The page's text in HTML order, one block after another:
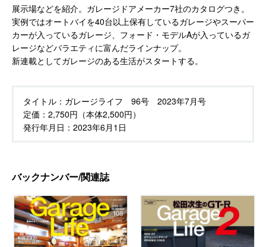
展示場などを紹介。ガレージドアメーカー7社のカタログつき。
実例ではオートバイを40台以上保有しているガレージやスーパー
カーが入っているガレージ、フォード・モデルAが入っているガ
レージなどバラエティに富んだラインナップ。
新連載としてガレージのある生活がスタートする。
タイトル： ガレージライフ 96号 2023年7月号
定価： 2,750円（本体2,500円）
発行年月日： 2023年6月1日
バックナンバー/関連誌